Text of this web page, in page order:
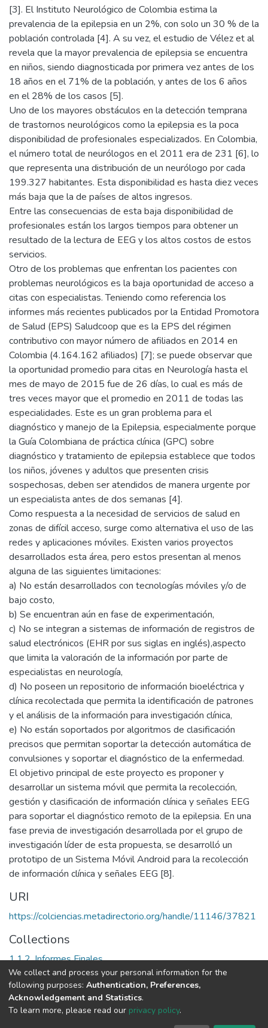
[3]. El Instituto Neurológico de Colombia estima la
prevalencia de la epilepsia en un 2%, con solo un 30 % de la
población controlada [4]. A su vez, el estudio de Vélez et al
revela que la mayor prevalencia de epilepsia se encuentra
en niños, siendo diagnosticada por primera vez antes de los
18 años en el 71% de la población, y antes de los 6 años
en el 28% de los casos [5].
Uno de los mayores obstáculos en la detección temprana
de trastornos neurológicos como la epilepsia es la poca
disponibilidad de profesionales especializados. En Colombia,
el número total de neurólogos en el 2011 era de 231 [6], lo
que representa una distribución de un neurólogo por cada
199.327 habitantes. Esta disponibilidad es hasta diez veces
más baja que la de países de altos ingresos.
Entre las consecuencias de esta baja disponibilidad de
profesionales están los largos tiempos para obtener un
resultado de la lectura de EEG y los altos costos de estos
servicios.
Otro de los problemas que enfrentan los pacientes con
problemas neurológicos es la baja oportunidad de acceso a
citas con especialistas. Teniendo como referencia los
informes más recientes publicados por la Entidad Promotora
de Salud (EPS) Saludcoop que es la EPS del régimen
contributivo con mayor número de afiliados en 2014 en
Colombia (4.164.162 afiliados) [7]; se puede observar que
la oportunidad promedio para citas en Neurología hasta el
mes de mayo de 2015 fue de 26 días, lo cual es más de
tres veces mayor que el promedio en 2011 de todas las
especialidades. Este es un gran problema para el
diagnóstico y manejo de la Epilepsia, especialmente porque
la Guía Colombiana de práctica clínica (GPC) sobre
diagnóstico y tratamiento de epilepsia establece que todos
los niños, jóvenes y adultos que presenten crisis
sospechosas, deben ser atendidos de manera urgente por
un especialista antes de dos semanas [4].
Como respuesta a la necesidad de servicios de salud en
zonas de difícil acceso, surge como alternativa el uso de las
redes y aplicaciones móviles. Existen varios proyectos
desarrollados esta área, pero estos presentan al menos
alguna de las siguientes limitaciones:
a) No están desarrollados con tecnologías móviles y/o de
bajo costo,
b) Se encuentran aún en fase de experimentación,
c) No se integran a sistemas de información de registros de
salud electrónicos (EHR por sus siglas en inglés),aspecto
que limita la valoración de la información por parte de
especialistas en neurología,
d) No poseen un repositorio de información bioeléctrica y
clínica recolectada que permita la identificación de patrones
y el análisis de la información para investigación clínica,
e) No están soportados por algoritmos de clasificación
precisos que permitan soportar la detección automática de
convulsiones y soportar el diagnóstico de la enfermedad.
El objetivo principal de este proyecto es proponer y
desarrollar un sistema móvil que permita la recolección,
gestión y clasificación de información clínica y señales EEG
para soportar el diagnóstico remoto de la epilepsia. En una
fase previa de investigación desarrollada por el grupo de
investigación líder de esta propuesta, se desarrolló un
prototipo de un Sistema Móvil Android para la recolección
de información clínica y señales EEG [8].
URI
https://colciencias.metadirectorio.org/handle/11146/37821
Collections
1.1.2. Informes Finales
Full item page
DSpace software copyright © 2002-2026
We collect and process your personal information for the
following purposes: Authentication, Preferences,
Acknowledgement and Statistics.
To learn more, please read our privacy policy.